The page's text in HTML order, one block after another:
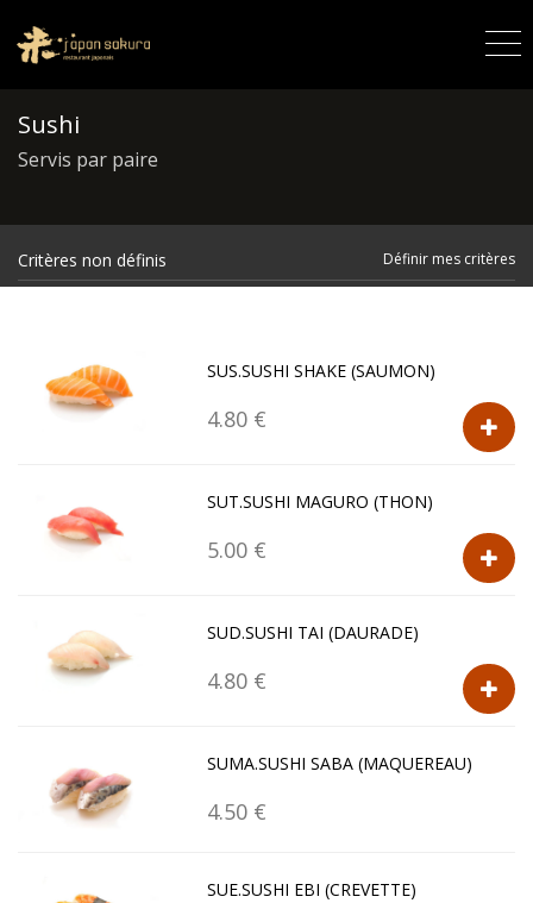
Sushi
Servis par paire
Critères non définis Définir mes critères
SUS.SUSHI SHAKE (SAUMON)
4.80 €
SUT.SUSHI MAGURO (THON)
5.00 €
SUD.SUSHI TAI (DAURADE)
4.80 €
SUMA.SUSHI SABA (MAQUEREAU)
4.50 €
SUE.SUSHI EBI (CREVETTE)